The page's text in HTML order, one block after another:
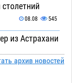
08.08 545
из Астрахани
архив новостей